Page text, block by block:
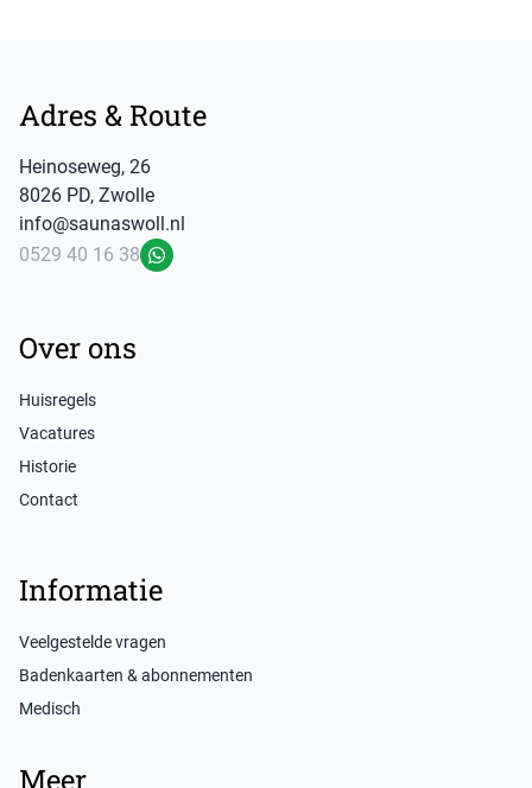
Adres & Route
Heinoseweg, 26
8026 PD, Zwolle
info@saunaswoll.nl
0529 40 16 38
WhatsApp
Over ons
Huisregels
Vacatures
Historie
Contact
Informatie
Veelgestelde vragen
Badenkaarten & abonnementen
Medisch
Meer